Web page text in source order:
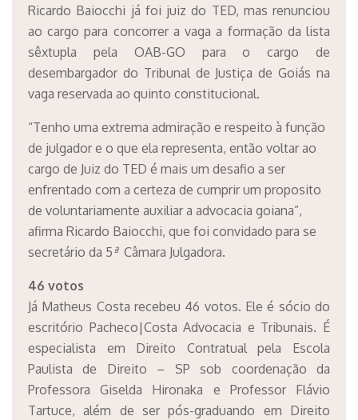
Ricardo Baiocchi já foi juiz do TED, mas renunciou
ao cargo para concorrer a vaga a formação da lista
sêxtupla pela OAB-GO para o cargo de
desembargador do Tribunal de Justiça de Goiás na
vaga reservada ao quinto constitucional.
“Tenho uma extrema admiração e respeito à função
de julgador e o que ela representa, então voltar ao
cargo de Juiz do TED é mais um desafio a ser
enfrentado com a certeza de cumprir um proposito
de voluntariamente auxiliar a advocacia goiana”,
afirma Ricardo Baiocchi, que foi convidado para se
secretário da 5ª Câmara Julgadora.
46 votos
Já Matheus Costa recebeu 46 votos. Ele é sócio do
escritório Pacheco|Costa Advocacia e Tribunais. É
especialista em Direito Contratual pela Escola
Paulista de Direito – SP sob coordenação da
Professora Giselda Hironaka e Professor Flávio
Tartuce, além de ser pós-graduando em Direito